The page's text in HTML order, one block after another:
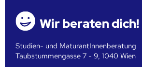
Wir beraten dich!
Studien- und MaturantInnenberatung
Taubstummengasse 7 - 9, 1040 Wien